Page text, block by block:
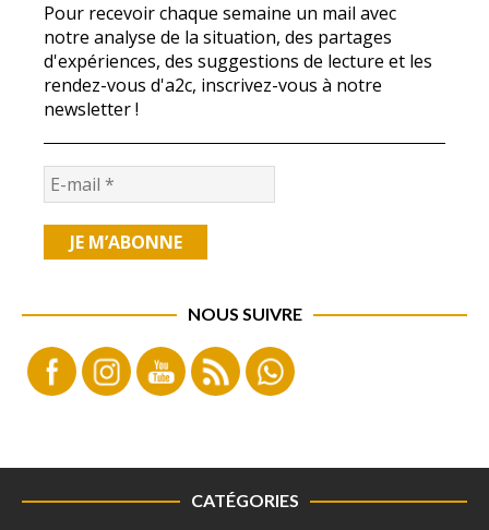
Pour recevoir chaque semaine un mail avec
notre analyse de la situation, des partages
d'expériences, des suggestions de lecture et les
rendez-vous d'a2c, inscrivez-vous à notre
newsletter !
NOUS SUIVRE
CATÉGORIES